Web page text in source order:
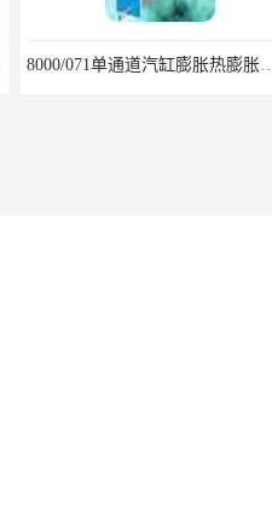
8000/071单通道汽缸膨胀热